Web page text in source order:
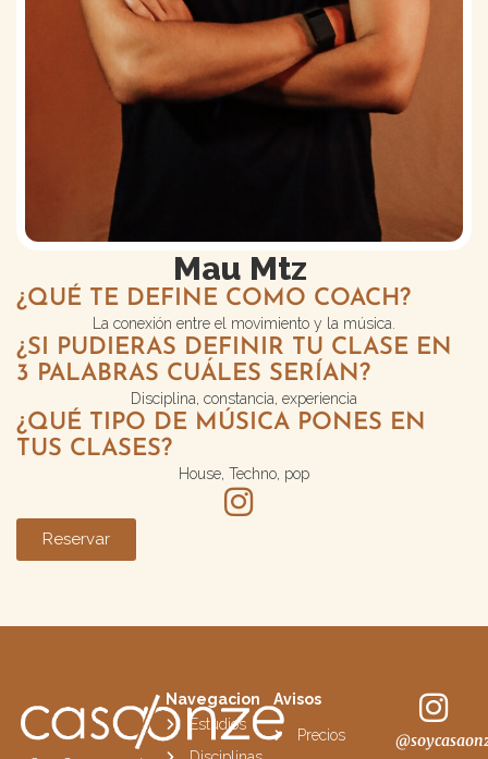
Mau Mtz
¿QUÉ TE DEFINE COMO COACH?
La conexión entre el movimiento y la música.
¿SI PUDIERAS DEFINIR TU CLASE EN
3 PALABRAS CUÁLES SERÍAN?
Disciplina, constancia, experiencia
¿QUÉ TIPO DE MÚSICA PONES EN
TUS CLASES?
House, Techno, pop
Reservar
Navegacion
Estudios
Avisos
Precios